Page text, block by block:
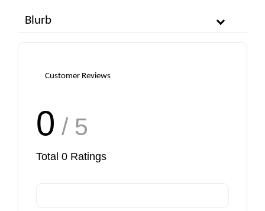
Blurb
Customer Reviews
0 / 5
Total 0 Ratings